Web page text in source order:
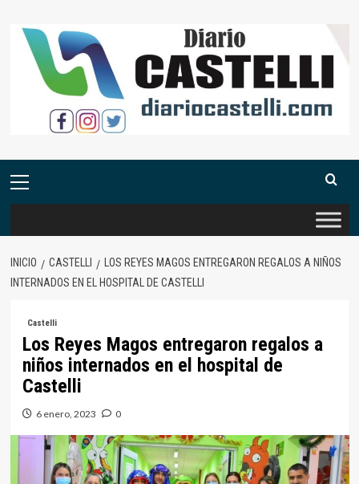
contenido
Menú
INICIO CASTELLI
LOS REYES MAGOS ENTREGARON REGALOS A NIÑOS
INTERNADOS EN EL HOSPITAL DE CASTELLI
Castelli
Los Reyes Magos entregaron regalos a
niños internados en el hospital de
Castelli
6 enero, 2023 0